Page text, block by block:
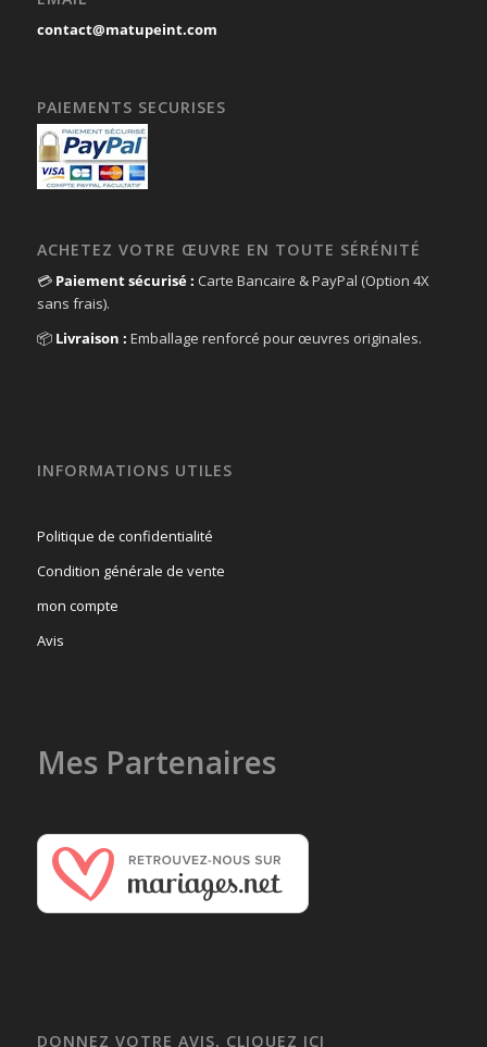
contact@matupeint.com
PAIEMENTS SECURISES
ACHETEZ VOTRE ŒUVRE EN TOUTE SÉRÉNITÉ
💳 Paiement sécurisé : Carte Bancaire & PayPal (Option 4X
sans frais).
📦 Livraison : Emballage renforcé pour œuvres originales.
INFORMATIONS UTILES
Politique de confidentialité
Condition générale de vente
mon compte
Avis
Mes Partenaires
DONNEZ VOTRE AVIS, CLIQUEZ ICI